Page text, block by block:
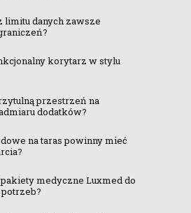
limitu danych zawsze
korytarz w stylu
przestrzeń na
dodatków?
na taras powinny mieć
medyczne Luxmed do